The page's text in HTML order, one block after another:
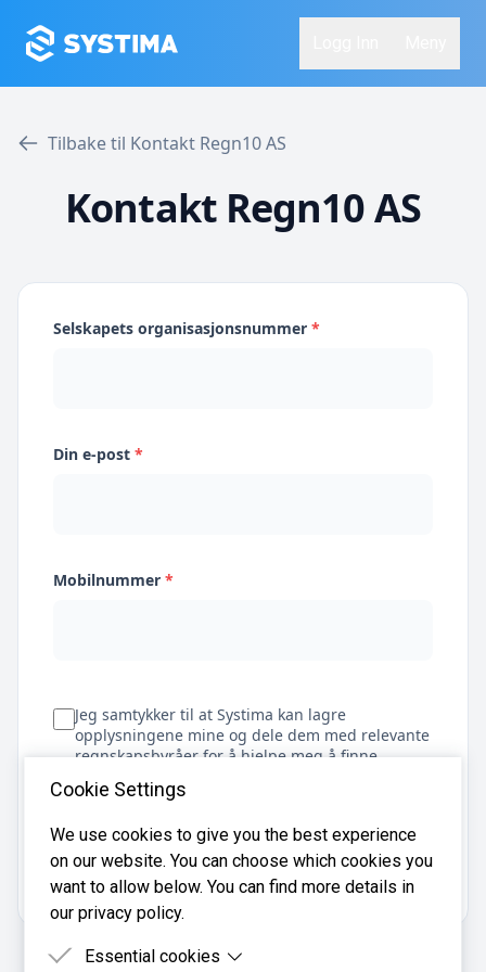
Tilbake til Kontakt Regn10 AS
Kontakt Regn10 AS
Selskapets organisasjonsnummer *
Din e-post *
Mobilnummer *
Jeg samtykker til at Systima kan lagre
opplysningene mine og dele dem med relevante
regnskapsbyråer for å hjelpe meg å finne
regnskapsfører
Få tilbud
Cookie Settings
We use cookies to give you the best experience
on our website. You can choose which cookies you
want to allow below. You can find more details in
our privacy policy.
Essential cookies